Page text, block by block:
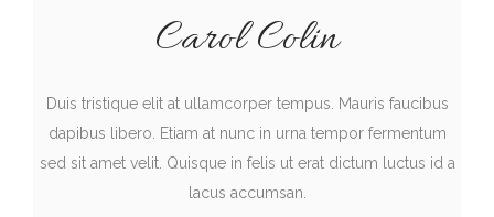
Carol Colin
Duis tristique elit at ullamcorper tempus. Mauris faucibus
dapibus libero. Etiam at nunc in urna tempor fermentum
sed sit amet velit. Quisque in felis ut erat dictum luctus id a
lacus accumsan.